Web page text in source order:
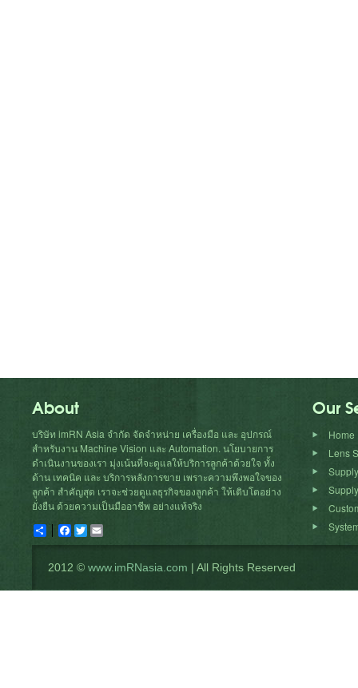
About
บริษัท imRN Asia จำกัด จัดจำหน่าย เครื่องมือ และ อุปกรณ์
สำหรับงาน Machine Vision และ Automation. นโยบายการ
ดำเนินงานของเรา มุ่งเน้นที่จะดูแลให้บริการลูกค้าด้วยใจ ทั้ง
ด้าน เทคนิค และ บริการหลังการขาย เพราะความพึงพอใจของ
ลูกค้า สำคัญสุด เราจะช่วยดูแลธุรกิจของลูกค้า ให้เติบโตอย่าง
ยั่งยืน ด้วยความเป็นมืออาชีพ อย่างแท้จริง
Share Facebook
Twitter
Our
Home
Lens
2012 © www.imRNasia.com | All Rights Reserved